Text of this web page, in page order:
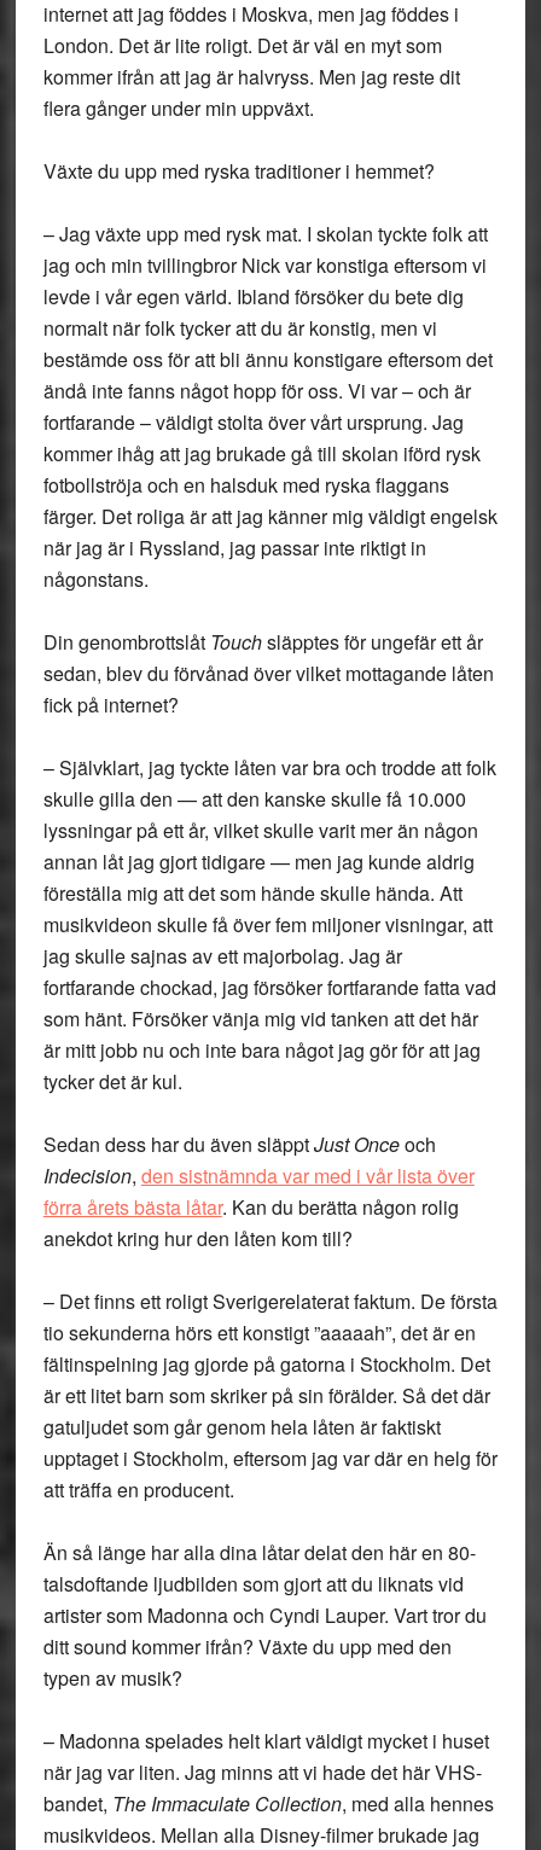
internet att jag föddes i Moskva, men jag föddes i
London. Det är lite roligt. Det är väl en myt som
kommer ifrån att jag är halvryss. Men jag reste dit
flera gånger under min uppväxt.
Växte du upp med ryska traditioner i hemmet?
– Jag växte upp med rysk mat. I skolan tyckte folk att
jag och min tvillingbror Nick var konstiga eftersom vi
levde i vår egen värld. Ibland försöker du bete dig
normalt när folk tycker att du är konstig, men vi
bestämde oss för att bli ännu konstigare eftersom det
ändå inte fanns något hopp för oss. Vi var – och är
fortfarande – väldigt stolta över vårt ursprung. Jag
kommer ihåg att jag brukade gå till skolan iförd rysk
fotbollströja och en halsduk med ryska flaggans
färger. Det roliga är att jag känner mig väldigt engelsk
när jag är i Ryssland, jag passar inte riktigt in
någonstans.
Din genombrottslåt Touchsläpptes för ungefär ett år
sedan, blev du förvånad över vilket mottagande låten
fick på internet?
– Självklart, jag tyckte låten var bra och trodde att folk
skulle gilla den — att den kanske skulle få 10.000
lyssningar på ett år, vilket skulle varit mer än någon
annan låt jag gjort tidigare — men jag kunde aldrig
föreställa mig att det som hände skulle hända. Att
musikvideon skulle få över fem miljoner visningar, att
jag skulle sajnas av ett majorbolag. Jag är
fortfarande chockad, jag försöker fortfarande fatta vad
som hänt. Försöker vänja mig vid tanken att det här
är mitt jobb nu och inte bara något jag gör för att jag
tycker det är kul.
Sedan dess har du även släpptJust Onceoch
Indecision, den sistnämnda var med i vår lista över
förra årets bästa låtar. Kan du berätta någon rolig
anekdot kring hur den låten kom till?
– Det finns ett roligt Sverigerelaterat faktum. De första
tio sekunderna hörs ett konstigt ”aaaaah”, det är en
fältinspelning jag gjorde på gatorna i Stockholm. Det
är ett litet barn som skriker på sin förälder. Så det där
gatuljudet som går genom hela låten är faktiskt
upptaget i Stockholm, eftersom jag var där en helg för
att träffa en producent.
Än så länge har alla dina låtar delat den här en 80-
talsdoftande ljudbilden som gjort att du liknats vid
artister som Madonna och Cyndi Lauper. Vart tror du
ditt sound kommer ifrån? Växte du upp med den
typen av musik?
– Madonna spelades helt klart väldigt mycket i huset
när jag var liten. Jag minns att vi hade det här VHS-
bandet, The Immaculate Collection, med alla hennes
musikvideos. Mellan alla Disney-filmer brukade jag